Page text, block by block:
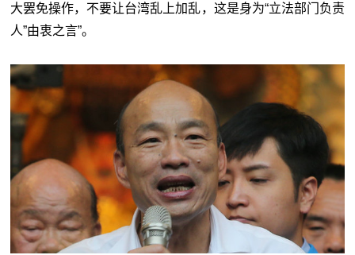
大罢免操作，不要让台湾乱上加乱，这是身为“立法部门负责
人”由衷之言”。